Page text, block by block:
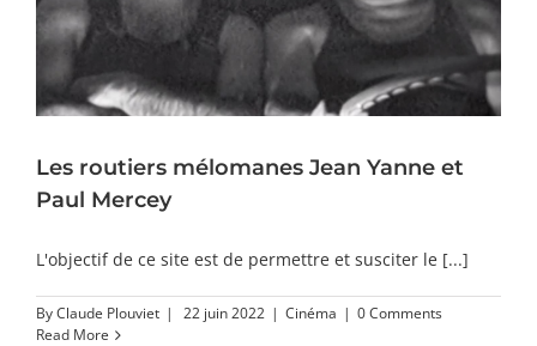
Les routiers mélomanes Jean Yanne et
Paul Mercey
L'objectif de ce site est de permettre et susciter le [...]
ByClaude Plouviet | 22 juin 2022 | Cinéma | 0 Comments
Read More